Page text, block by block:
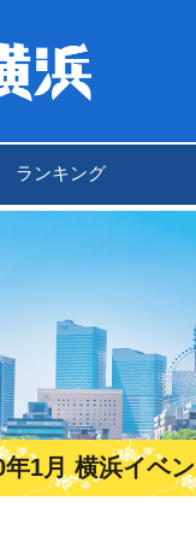
ランキング
年1月 横浜イベ